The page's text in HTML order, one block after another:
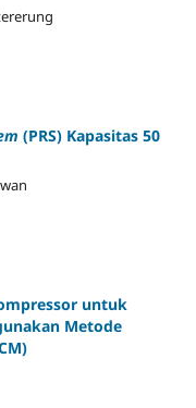
(PRS) Kapasitas 50
untuk
Metode